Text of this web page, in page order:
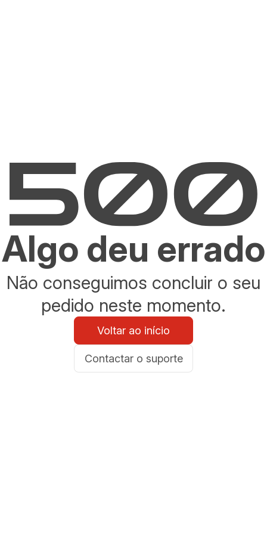
Algo deu errado
Não conseguimos concluir o seu
pedido neste momento.
Voltar ao início
Contactar o suporte